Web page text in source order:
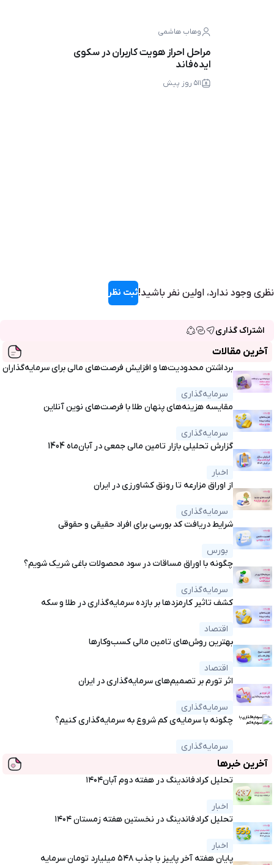
وهاب هاشمی
مراحل احراز هویت کاربران در سکوی
ایده‌فاند
۵۱۱ روز پیش
نظری وجود ندارد، اولین نفر باشید!ثبت نظر
اشتراک گذاری
آخرین مقالات
برداشتن محدودیت‌ها و افزایش فرصت‌های مالی برای سرمایه‌گذاران
سرمایه‌گذاری
مقایسه هزینه‌های پنهان طلا با فرصت‌های نوین آنلاین
سرمایه‌گذاری
گزارش تحلیلی بازار تامین مالی جمعی در آبان‌ماه 1404
اخبار
از اوراق مزارعه تا رونق کشاورزی در ایران
سرمایه‌گذاری
شرایط دریافت کد بورسی برای افراد حقیقی و حقوقی
بورس
چگونه با اوراق مساقات در سود محصولات باغی شریک شویم؟
سرمایه‌گذاری
کشف تاثیر کارمزدها بر بازده سرمایه‌گذاری در طلا و سکه
اقتصاد
بهترین روش‌های تامین مالی کسب‌وکارها
اقتصاد
اثر تورم بر تصمیم‌های سرمایه‌گذاری در ایران
سرمایه‌گذاری
چگونه با سرمایه‌ی کم شروع به سرمایه‌گذاری کنیم؟
سرمایه‌گذاری
آخرین خبرها
تحلیل کرادفاندینگ در هفته دوم آبان۱۴۰۴
اخبار
تحلیل کرادفاندینگ در نخستین هفته زمستان ۱۴۰۴
اخبار
پایان هفته آخر پاییز با جذب ۵۴۸ میلیارد تومان سرمایه